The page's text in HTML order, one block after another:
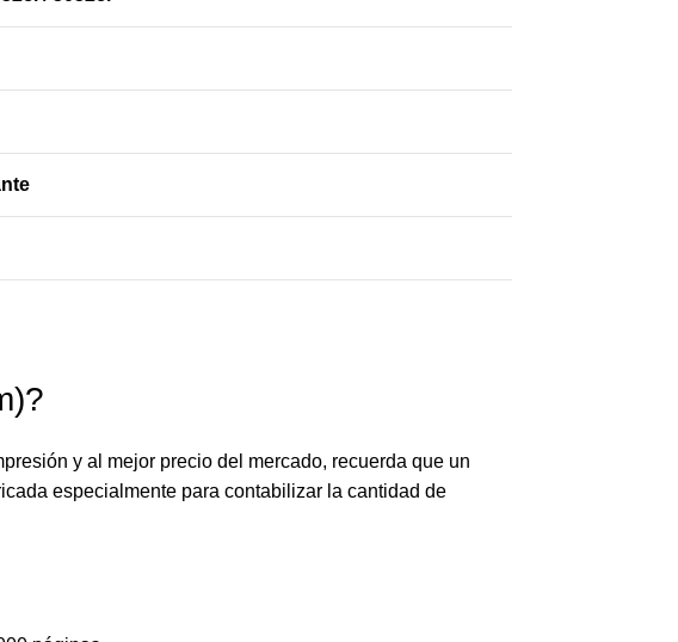
y al mejor precio del mercado, recuerda que un
especialmente para contabilizar la cantidad de